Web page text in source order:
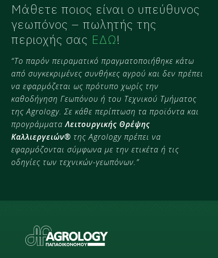
Μάθετε ποιος είναι ο υπεύθυνος
γεωπόνος – πωλητής της
περιοχής σας ΕΔΩ!
“Το παρόν πειραματικό πραγματοποιήθηκε κάτω
από συγκεκριμένες συνθήκες αγρού και δεν πρέπει
να εφαρμόζεται ως πρότυπο χωρίς την
καθοδήγηση Γεωπόνου ή του Τεχνικού Τμήματος
της Agrology. Σε κάθε περίπτωση τα προϊόντα και
προγράμματαΛειτουργικής Θρέψης
Καλλιεργειών® της Agrology πρέπει να
εφαρμόζονται σύμφωνα με την ετικέτα ή τις
οδηγίες των τεχνικών-γεωπόνων.”